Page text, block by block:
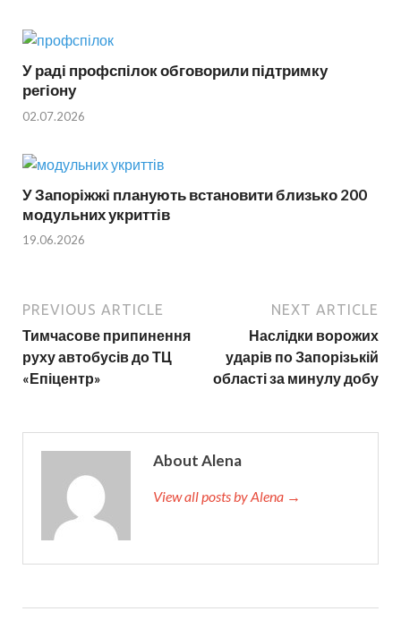
У раді профспілок обговорили підтримку
регіону
02.07.2026
У Запоріжжі планують встановити близько 200
модульних укриттів
19.06.2026
PREVIOUS ARTICLE
Тимчасове припинення
руху автобусів до ТЦ
«Епіцентр»
NEXT ARTICLE
Наслідки ворожих
ударів по Запорізькій
області за минулу добу
About Alena
View all posts by Alena →